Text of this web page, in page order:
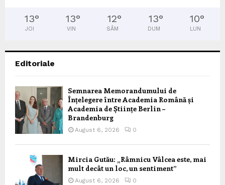
13°
JOI
13°
VIN
12°
SÂM
13°
DUM
10°
LUN
Editoriale
Semnarea Memorandumului de
Înțelegere între Academia Română și
Academia de Științe Berlin –
Brandenburg
August 6, 2026 0
Mircia Gutău: „Râmnicu Vâlcea este, mai
mult decât un loc, un sentiment”
August 6, 2026 0